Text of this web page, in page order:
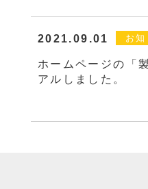
2021.09.01 お知
ホームページの「
アルしました。